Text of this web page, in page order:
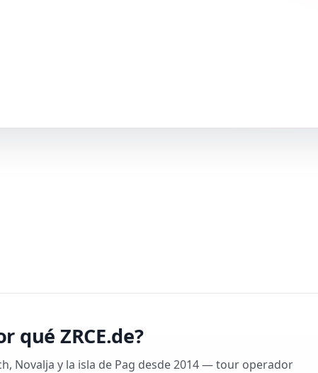
qué ZRCE.de?
Novalja y la isla de Pag desde 2014 — tour operador